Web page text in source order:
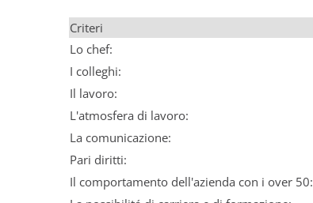
Criteri
Lo chef:
I colleghi:
Il lavoro:
L'atmosfera di lavoro:
La comunicazione:
Pari diritti:
Il comportamento dell'azienda con i over 50: